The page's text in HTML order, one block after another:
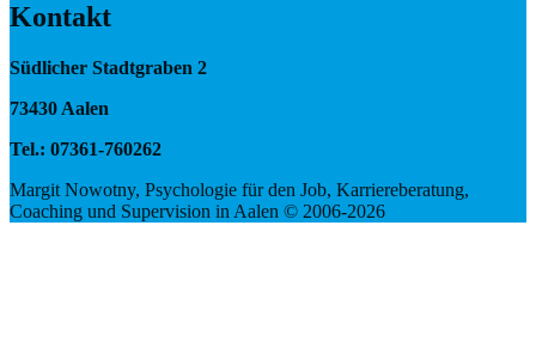
Kontakt
Südlicher Stadtgraben 2
73430 Aalen
Tel.: 07361-760262
Margit Nowotny, Psychologie für den Job, Karriereberatung,
Coaching und Supervision in Aalen © 2006-2026